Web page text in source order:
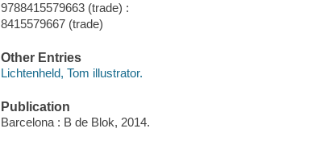
9788415579663 (trade) :
8415579667 (trade)
Other Entries
Lichtenheld, Tom illustrator.
Publication
Barcelona : B de Blok, 2014.